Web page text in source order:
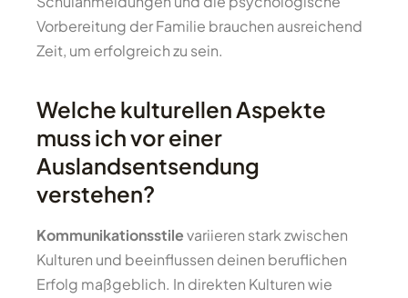
Vorbereitung der Familie brauchen ausreichend
Zeit, um erfolgreich zu sein.
Welche kulturellen Aspekte
muss ich vor einer
Auslandsentsendung
verstehen?
Kommunikationsstilevariieren stark zwischen
Kulturen und beeinflussen deinen beruflichen
Erfolg maßgeblich. In direkten Kulturen wie